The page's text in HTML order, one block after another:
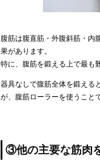
腹筋は腹直筋・外腹斜筋・内
果があります。
特に、腹筋を鍛える上で最も
器具なしで腹筋全体を鍛える
が、腹筋ローラーを使うこと
③他の主要な筋肉